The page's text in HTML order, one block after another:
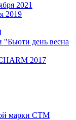
2021
2019
"Бьюти день весна
2017
марки СТМ